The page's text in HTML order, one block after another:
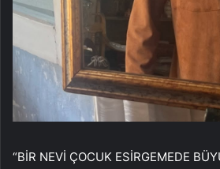
“BİR NEVİ ÇOCUK ESİRGEMEDE